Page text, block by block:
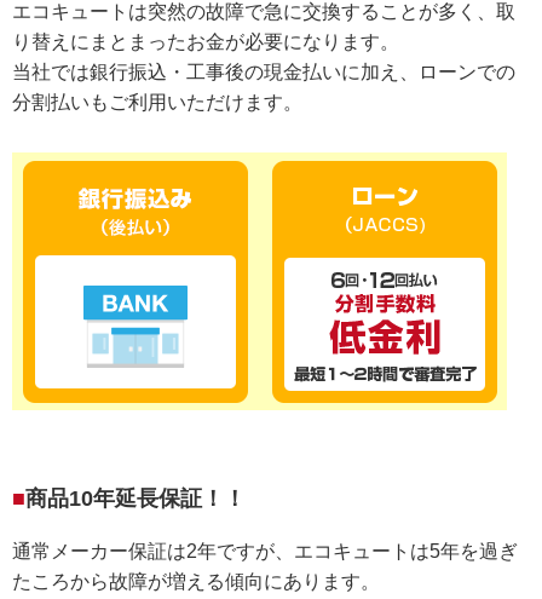
エコキュートは突然の故障で急に交換することが多く、取
り替えにまとまったお金が必要になります。
当社では銀行振込・工事後の現金払いに加え、ローンでの
分割払いもご利用いただけます。
商品10年延長保証！！
通常メーカー保証は2年ですが、エコキュートは5年を過ぎ
たころから故障が増える傾向にあります。